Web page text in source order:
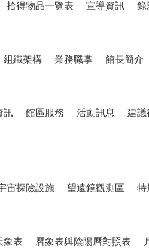
拾得物品一覽表 宣導資訊 錄
組織架構 業務職掌 館長簡介
訊 館區服務 活動訊息 建議
宙探險設施 望遠鏡觀測區 特
象表 曆象表與陰陽曆對照表